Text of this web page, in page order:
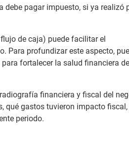
debe pagar impuesto, si ya realizó
de caja) puede facilitar el
Para profundizar este aspecto,
fortalecer la salud financiera
financiera y fiscal del
qué gastos tuvieron impacto fiscal,
periodo.